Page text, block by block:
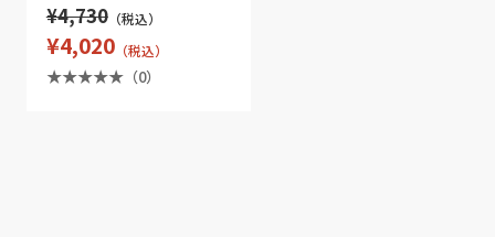
¥4,730（税込）
¥4,020（税込）
（0）